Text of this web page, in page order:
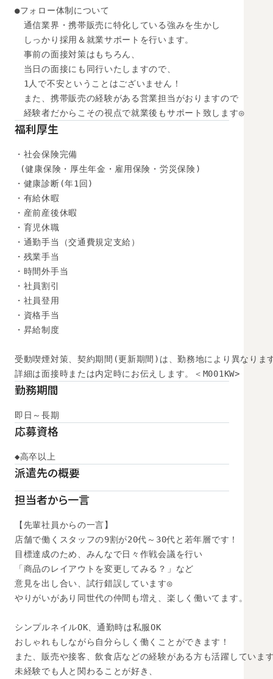
●フォロー体制について
通信業界・携帯販売に特化している強みを生かし
しっかり採用＆就業サポートを行います。
事前の面接対策はもちろん、
当日の面接にも同行いたしますので、
1人で不安ということはございません！
また、携帯販売の経験がある営業担当がおりますので
経験者だからこその視点で就業後もサポート致します◎
福利厚生
・社会保険完備
(健康保険・厚生年金・雇用保険・労災保険)
・健康診断(年1回)
・有給休暇
・産前産後休暇
・育児休職
・通勤手当（交通費規定支給）
・残業手当
・時間外手当
・社員割引
・社員登用
・資格手当
・昇給制度
受動喫煙対策、契約期間(更新期間)は、勤務地により異なりま
詳細は面接時または内定時にお伝えします。＜M001KW>
勤務期間
即日～長期
応募資格
◆高卒以上
派遣先の概要
担当者から一言
【先輩社員からの一言】
店舗で働くスタッフの9割が20代～30代と若年層です！
目標達成のため、みんなで日々作戦会議を行い
「商品のレイアウトを変更してみる？」など
意見を出し合い、試行錯誤しています◎
やりがいがあり同世代の仲間も増え、楽しく働いてます。
シンプルネイルOK、通勤時は私服OK
おしゃれもしながら自分らしく働くことができます！
また、販売や接客、飲食店などの経験がある方も活躍していま
未経験でも人と関わることが好き、